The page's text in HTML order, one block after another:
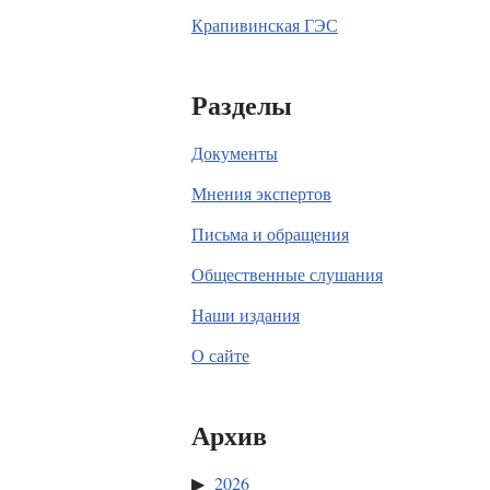
Крапивинская ГЭС
Разделы
Документы
Мнения экспертов
Письма и обращения
Общественные слушания
Наши издания
О сайте
Архив
2026